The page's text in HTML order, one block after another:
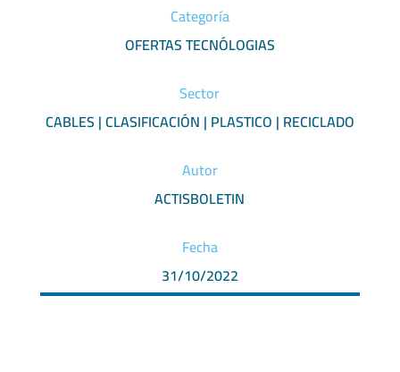
Categoría
OFERTAS TECNÓLOGIAS
Sector
CABLES | CLASIFICACIÓN | PLASTICO | RECICLADO
Autor
ACTISBOLETIN
Fecha
31/10/2022